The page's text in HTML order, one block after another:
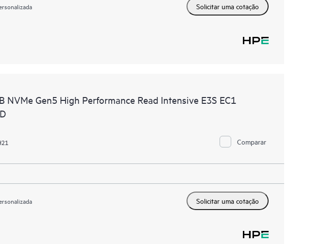
Solicitar uma cotação
NVMe Gen5 High Performance Read Intensive E3S EC1
Comparar
Solicitar uma cotação